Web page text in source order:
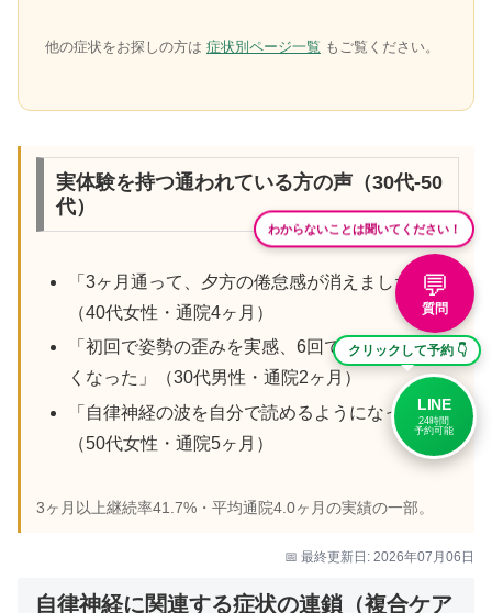
他の症状をお探しの方は 症状別ページ一覧 もご覧ください。
実体験を持つ通われている方の声（30代-50
代）
「3ヶ月通って、夕方の倦怠感が消えました」
（40代女性・通院4ヶ月）
「初回で姿勢の歪みを実感、6回で朝の硬さがな
くなった」（30代男性・通院2ヶ月）
「自律神経の波を自分で読めるようになった」
（50代女性・通院5ヶ月）
3ヶ月以上継続率41.7%・平均通院4.0ヶ月の実績の一部。
📅 最終更新日: 2026年07月06日
自律神経に関連する症状の連鎖（複合ケア
わからないことは聞いてください！
💬
質問
クリックして予約 👇
LINE
24時間
予約可能